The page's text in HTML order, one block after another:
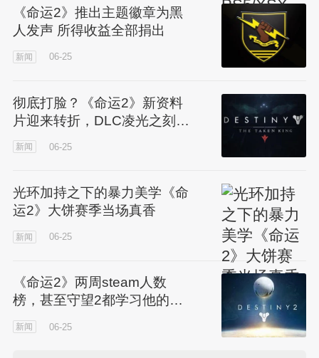
《命运2》推出主题徽章为黑
人发声 所得收益全部捐出
新闻 06-25
彻底打脸？《命运2》新资料
片迎来转折，DLC凌光之刻黑
暗势力觉醒
新闻 06-25
光环加持之下的暴力美学《命
运2》大饼赛季当场真香
新闻 06-25
《命运2》两周steam人数
榜，甚至守望2都学习他的游
戏机制
新闻 06-25